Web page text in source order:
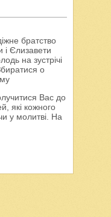
братство
і Єлизавети
на зустрічі
о
Вас до
які кожного
у молитві. На